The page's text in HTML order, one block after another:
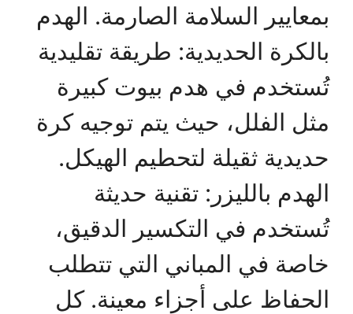
بمعايير السلامة الصارمة. الهدم
بالكرة الحديدية: طريقة تقليدية
تُستخدم في هدم بيوت كبيرة
مثل الفلل، حيث يتم توجيه كرة
حديدية ثقيلة لتحطيم الهيكل.
الهدم بالليزر: تقنية حديثة
تُستخدم في التكسير الدقيق،
خاصة في المباني التي تتطلب
الحفاظ على أجزاء معينة. كل